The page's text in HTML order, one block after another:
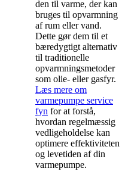
den til varme, der kan
bruges til opvarmning
af rum eller vand.
Dette gør dem til et
bæredygtigt alternativ
til traditionelle
opvarmningsmetoder
som olie- eller gasfyr.
Læs mere om
varmepumpe service
fyn for at forstå,
hvordan regelmæssig
vedligeholdelse kan
optimere effektiviteten
og levetiden af din
varmepumpe.